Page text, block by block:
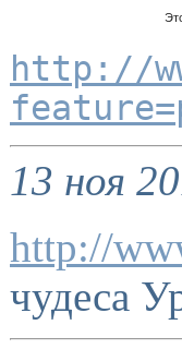
http://
13 ноя
http://
чудеса